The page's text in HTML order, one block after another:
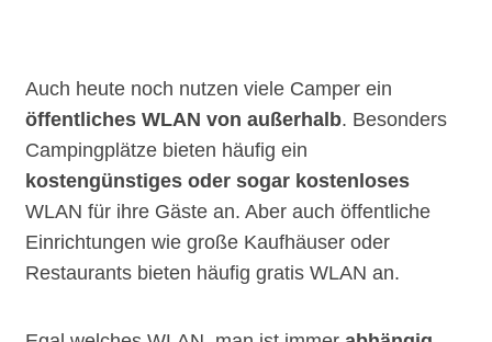
Auch heute noch nutzen viele Camper ein
öffentliches WLAN von außerhalb. Besonders
Campingplätze bieten häufig ein
kostengünstiges oder sogar kostenloses
WLAN für ihre Gäste an. Aber auch öffentliche
Einrichtungen wie große Kaufhäuser oder
Restaurants bieten häufig gratis WLAN an.